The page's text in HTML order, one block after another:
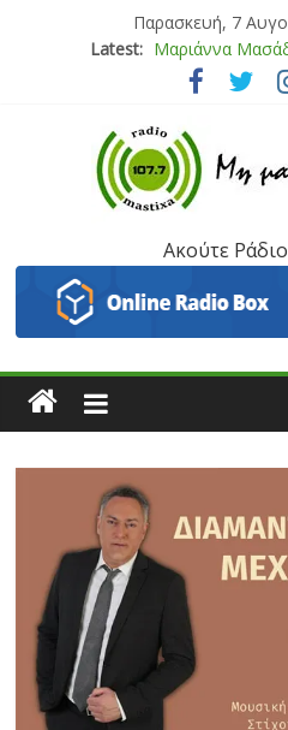
Παρασκευή, 7
Latest: Μαριάννα
Τάνια Μπρεάζου
Μάνος Τρυπιάς
Ιορδάνης
Ακούτε